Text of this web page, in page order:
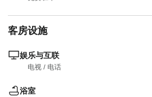
客房设施
娱乐与互联
电视 / 电话
浴室